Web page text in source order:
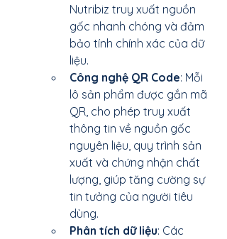
Nutribiz truy xuất nguồn
gốc nhanh chóng và đảm
bảo tính chính xác của dữ
liệu.
Công nghệ QR Code: Mỗi
lô sản phẩm được gắn mã
QR, cho phép truy xuất
thông tin về nguồn gốc
nguyên liệu, quy trình sản
xuất và chứng nhận chất
lượng, giúp tăng cường sự
tin tưởng của người tiêu
dùng.
Phân tích dữ liệu: Các